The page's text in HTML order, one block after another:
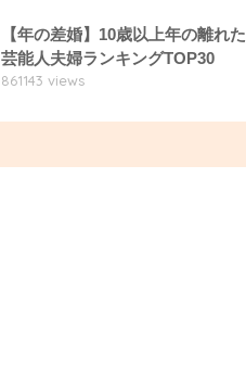
【年の差婚】10歳以上年の離れた
芸能人夫婦ランキングTOP30
861143 views